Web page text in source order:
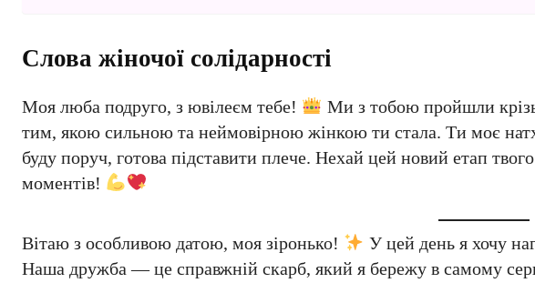
Слова жіночої солідарності
Моя люба подруго, з ювілеєм тебе!
Ми з тобою пройшли
тим, якою сильною та неймовірною жінкою ти стала. Ти моє
буду поруч, готова підставити плече. Нехай цей новий етап
моментів!
Вітаю з особливою датою, моя зіронько!
У цей день я хочу
Наша дружба — це справжній скарб, який я бережу в самому